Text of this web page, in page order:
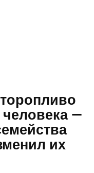
—
их